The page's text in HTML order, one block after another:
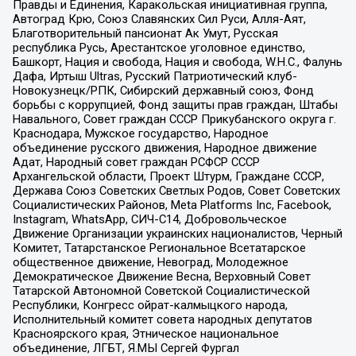
Правды и Единения, Каракольская инициативная группа,
Автоград Крю, Союз Славянских Сил Руси, Алля-Аят,
Благотворительный пансионат Ак Умут, Русская
республика Русь, Арестантское уголовное единство,
Башкорт, Нация и свобода, Нация и свобода, W.H.С., Фалунь
Дафа, Иртыш Ultras, Русский Патриотический клуб-
Новокузнецк/РПК, Сибирский державный союз, Фонд
борьбы с коррупцией, Фонд защиты прав граждан, Штабы
Навального, Совет граждан СССР Прикубанского округа г.
Краснодара, Мужское государство, Народное
объединение русского движения, Народное движение
Адат, Народный совет граждан РСФСР СССР
Архангельской области, Проект Штурм, Граждане СССР,
Держава Союз Советских Светлых Родов, Совет Советских
Социалистических Районов, Meta Platforms Inc, Facebook,
Instagram, WhatsApp, СИЧ-С14, Добровольческое
Движение Организации украинских националистов, Черный
Комитет, Татарстанское Региональное Всетатарское
общественное движение, Невоград, Молодежное
Демократическое Движение Весна, Верховный Совет
Татарской Автономной Советской Социалистической
Республики, Конгресс ойрат-калмыцкого народа,
Исполнительный комитет совета народных депутатов
Красноярского края, Этническое национальное
объединение, ЛГБТ, Я.МЫ Сергей Фургал